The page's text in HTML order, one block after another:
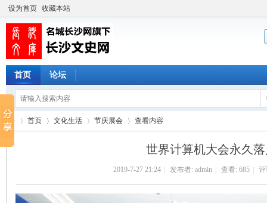
设为首页 收藏本站
首页 论坛
首页 文化生活 节庆展会
›
查看内容
世界计算机大会永久
2019-7-27 21:24 发布者: admin 查看: 685 评